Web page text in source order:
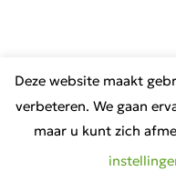
Deze website maakt
verbeteren. We gaan
maar u kunt zich